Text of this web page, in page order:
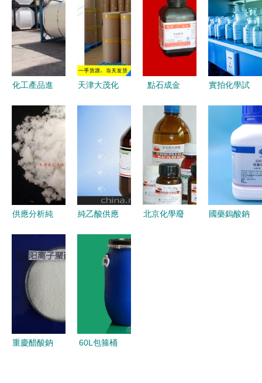
化工產品進
南 從涂料
油漆到化學
試劑與危險
品管理
天津大茂化
碘化鉀、碘
及進口試
劑，助力非
臨床生物研
發
點石成金
學試劑如何
在非臨床診
斷用生物試
劑研發中破
浪前行
實拍化學試
整齊陳列于
置物架的下
載與使用指
南
供應分析純
— 北京金
匯太亞化學
試劑在氯化
物、硫酸
鹽、碳酸鹽
檢測中的關
純乙酸供應
場分析 生
物試劑研發
指南
北京化學廢
國藥鎢酸鈉
重慶醋酸鈉
60L包箍桶